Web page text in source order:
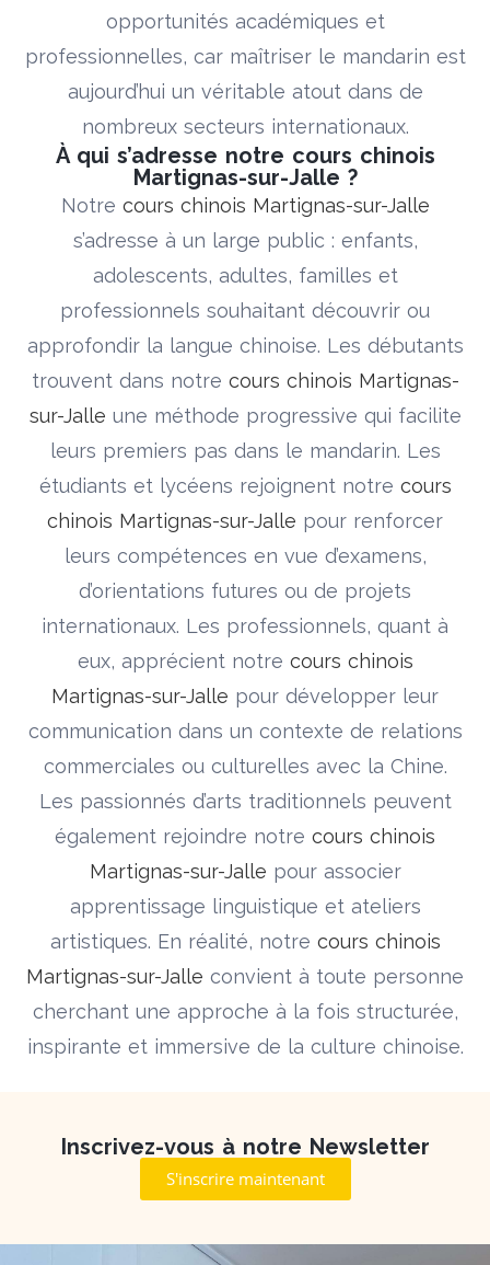
opportunités académiques et
professionnelles, car maîtriser le mandarin est
aujourd’hui un véritable atout dans de
nombreux secteurs internationaux.
À qui s’adresse notre cours chinois
Martignas-sur-Jalle ?
Notre cours chinois Martignas-sur-Jalle
s’adresse à un large public : enfants,
adolescents, adultes, familles et
professionnels souhaitant découvrir ou
approfondir la langue chinoise. Les débutants
trouvent dans notre cours chinois Martignas-
sur-Jalle une méthode progressive qui facilite
leurs premiers pas dans le mandarin. Les
étudiants et lycéens rejoignent notre cours
chinois Martignas-sur-Jalle pour renforcer
leurs compétences en vue d’examens,
d’orientations futures ou de projets
internationaux. Les professionnels, quant à
eux, apprécient notre cours chinois
Martignas-sur-Jalle pour développer leur
communication dans un contexte de relations
commerciales ou culturelles avec la Chine.
Les passionnés d’arts traditionnels peuvent
également rejoindre notre cours chinois
Martignas-sur-Jalle pour associer
apprentissage linguistique et ateliers
artistiques. En réalité, notre cours chinois
Martignas-sur-Jalle convient à toute personne
cherchant une approche à la fois structurée,
inspirante et immersive de la culture chinoise.
Inscrivez-vous à notre Newsletter
S'inscrire maintenant